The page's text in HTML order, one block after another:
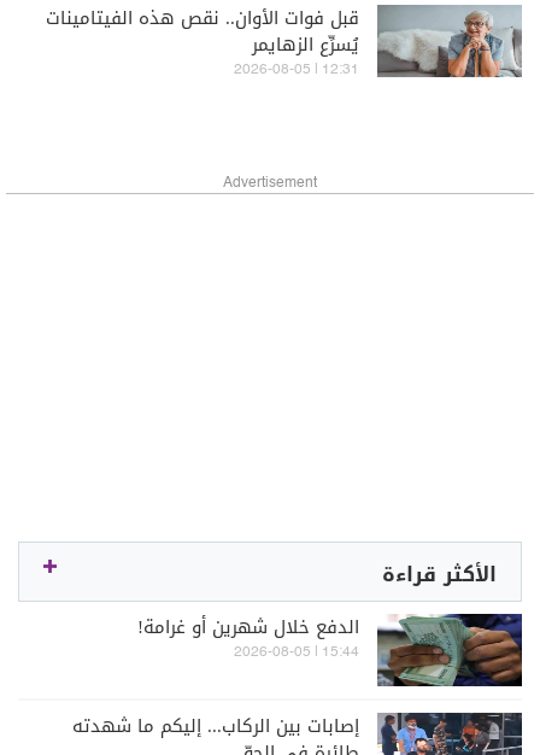
قبل فوات الأوان.. نقص هذه الفيتامينات
يُسرِّع الزهايمر
12:31 | 2026-08-05
Advertisement
الأكثر قراءة
الدفع خلال شهرين أو غرامة!
15:44 | 2026-08-05
إصابات بين الركاب... إليكم ما شهدته